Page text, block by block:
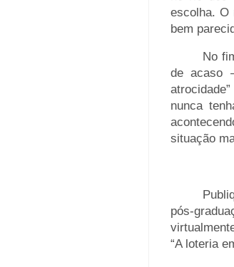
escolha. O
bem
No
de acaso
nunca
situação
pós-
“A loteria